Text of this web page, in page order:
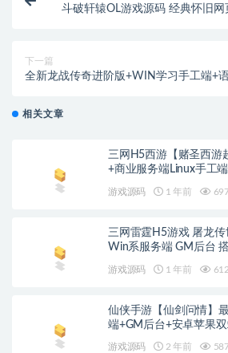
斗破轩辕OL游戏源码 经典怀旧
下一篇
全新龙战传奇进阶版+WIN学习手工端+
相关文章
三网H5西游【赌圣西游
+商业服务端Linux手工
游戏源码 1 年前
三网雷霆H5游戏 屠龙
Win系服务端 GM后台
游戏源码 1 年前 612
仙侠手游【仙剑问情】
端+GM后台+安卓苹果
游戏源码 2 年前